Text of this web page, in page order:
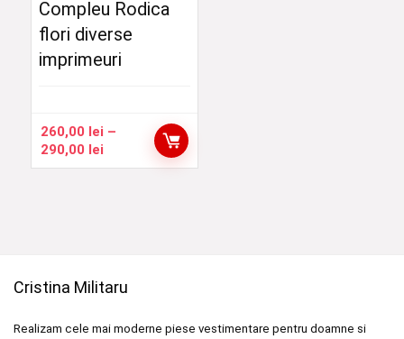
Compleu Rodica
flori diverse
imprimeuri
260,00 lei –
290,00 leiInterval
de
Cristina Militaru
Realizam cele mai moderne piese vestimentare pentru doamne si